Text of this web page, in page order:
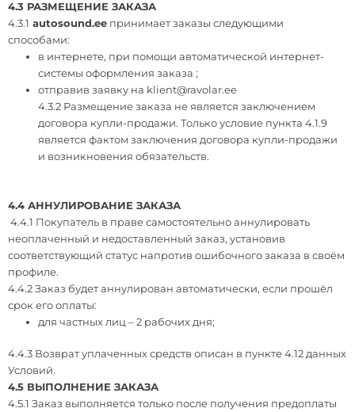
4.3 РАЗМЕЩЕНИЕ ЗАКАЗА
4.3.1 autosound.ee принимает заказы следующими
способами:
в интернете, при помощи автоматической интернет-
системы оформления заказа ;
отправив заявку на klient@ravolar.ee
4.3.2 Размещение заказа не является заключением
договора купли-продажи. Только условие пункта 4.1.9
является фактом заключения договора купли-продажи
и возникновения обязательств.
4.4 АННУЛИРОВАНИЕ ЗАКАЗА
4.4.1 Покупатель в праве самостоятельно аннулировать
неоплаченный и недоставленный заказ, установив
соответствующий статус напротив ошибочного заказа в своём
профиле.
4.4.2 Заказ будет аннулирован автоматически, если прошёл
срок его оплаты:
для частных лиц – 2 рабочих дня;
4.4.3 Возврат уплаченных средств описан в пункте 4.12 данных
Условий.
4.5 ВЫПОЛНЕНИЕ ЗАКАЗА
4.5.1 Заказ выполняется только после получения предоплаты